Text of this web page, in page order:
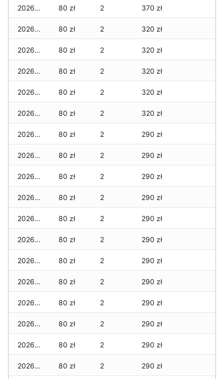
2026-04-25 80 zł 2 370 zł
2026-04-24 80 zł 2 320 zł
2026-04-23 80 zł 2 320 zł
2026-04-22 80 zł 2 320 zł
2026-04-21 80 zł 2 320 zł
2026-04-20 80 zł 2 320 zł
2026-04-19 80 zł 2 290 zł
2026-04-18 80 zł 2 290 zł
2026-04-17 80 zł 2 290 zł
2026-04-16 80 zł 2 290 zł
2026-04-15 80 zł 2 290 zł
2026-04-14 80 zł 2 290 zł
2026-04-13 80 zł 2 290 zł
2026-04-12 80 zł 2 290 zł
2026-04-11 80 zł 2 290 zł
2026-04-10 80 zł 2 290 zł
2026-04-09 80 zł 2 290 zł
2026-04-08 80 zł 2 290 zł